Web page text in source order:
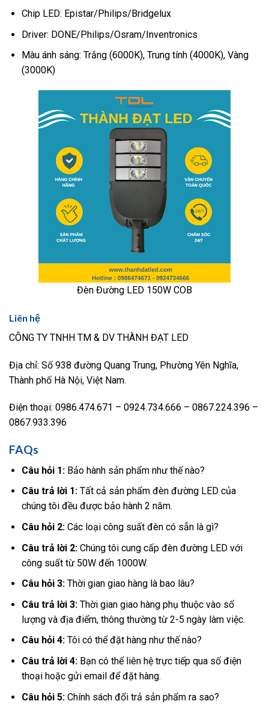
Chip LED: Epistar/Philips/Bridgelux
Driver: DONE/Philips/Osram/Inventronics
Màu ánh sáng: Trắng (6000K), Trung tính (4000K), Vàng
(3000K)
Đèn Đường LED 150W COB
Liên hệ
CÔNG TY TNHH TM & DV THÀNH ĐẠT LED
Địa chỉ: Số 938 đường Quang Trung, Phường Yên Nghĩa,
Thành phố Hà Nội, Việt Nam.
Điện thoại: 0986.474.671 – 0924.734.666 – 0867.224.396 –
0867.933.396
FAQs
Câu hỏi 1:Bảo hành sản phẩm như thế nào?
Câu trả lời 1:Tất cả sản phẩm đèn đường LED của
chúng tôi đều được bảo hành 2 năm.
Câu hỏi 2:Các loại công suất đèn có sẵn là gì?
Câu trả lời 2:Chúng tôi cung cấp đèn đường LED với
công suất từ 50W đến 1000W.
Câu hỏi 3:Thời gian giao hàng là bao lâu?
Câu trả lời 3:Thời gian giao hàng phụ thuộc vào số
lượng và địa điểm, thông thường từ 2-5 ngày làm việc.
Câu hỏi 4:Tôi có thể đặt hàng như thế nào?
Câu trả lời 4:Bạn có thể liên hệ trực tiếp qua số điện
thoại hoặc gửi email để đặt hàng.
Câu hỏi 5:Chính sách đổi trả sản phẩm ra sao?